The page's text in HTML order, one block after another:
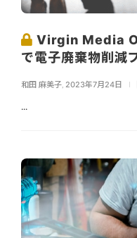
Virgin Media
で電子廃棄物削減
和田 麻美子 2023年7月24日
...